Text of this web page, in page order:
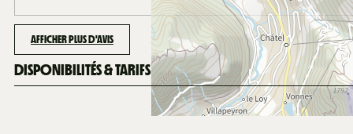
AFFICHER PLUS D'AVIS
DISPONIBILITÉS & TARIFS